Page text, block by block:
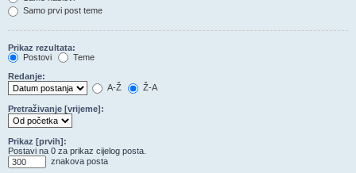
Samo prvi post teme
Prikaz rezultata:
Postovi
Teme
Redanje:
A-Ž
Ž-A
Pretraživanje [vrijeme]:
Prikaz [prvih]:
Postavi na 0 za prikaz cijelog posta.
znakova posta